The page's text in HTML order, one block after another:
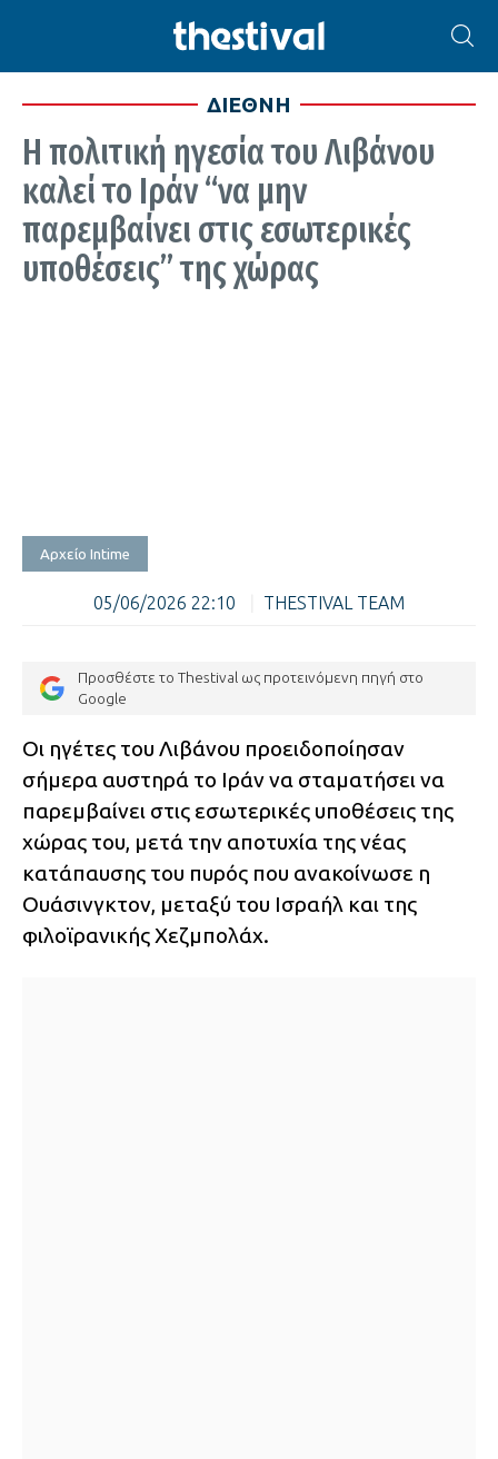
ΔΙΕΘΝΗ
Η πολιτική ηγεσία του Λιβάνου
καλεί το Ιράν “να μην
παρεμβαίνει στις εσωτερικές
υποθέσεις” της χώρας
Αρχείο Intime
05/06/2026 22:10 THESTIVAL TEAM
Προσθέστε το Thestival ως προτεινόμενη πηγή στο
Google
Οι ηγέτες του Λιβάνου προειδοποίησαν
σήμερα αυστηρά το Ιράν να σταματήσει να
παρεμβαίνει στις εσωτερικές υποθέσεις της
χώρας του, μετά την αποτυχία της νέας
κατάπαυσης του πυρός που ανακοίνωσε η
Ουάσινγκτον, μεταξύ του Ισραήλ και της
φιλοϊρανικής Χεζμπολάχ.